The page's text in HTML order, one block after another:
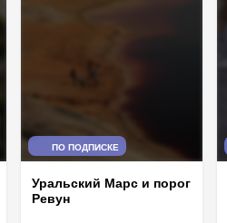
ПО ПОДПИСКЕ
Уральский Марс и порог
Ревун